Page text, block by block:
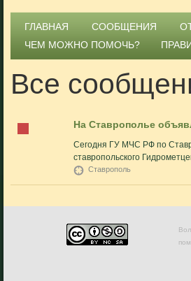
ГЛАВНАЯ СООБЩЕНИЯ
ЧЕМ МОЖНО ПОМОЧЬ?
Все
На Ставрополье
Сегодня ГУ МЧС РФ по
ставропольского
Ставрополь